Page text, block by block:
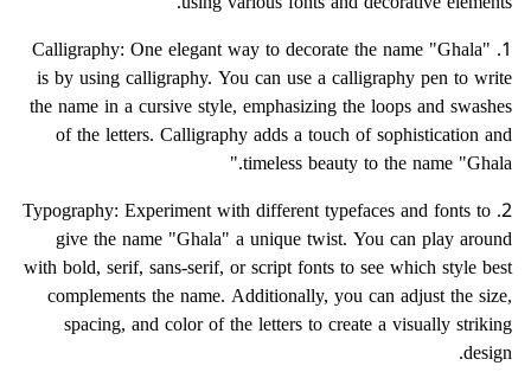
1. Calligraphy: One elegant way to decorate the name "Ghala"
is by using calligraphy. You can use a calligraphy pen to write
the name in a cursive style, emphasizing the loops and swashes
of the letters. Calligraphy adds a touch of sophistication and
timeless beauty to the name "Ghala."
2. Typography: Experiment with different typefaces and fonts to
give the name "Ghala" a unique twist. You can play around
with bold, serif, sans-serif, or script fonts to see which style best
complements the name. Additionally, you can adjust the size,
spacing, and color of the letters to create a visually striking
design.